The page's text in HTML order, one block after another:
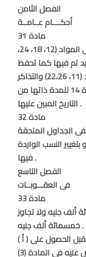
الفصل الثامن
أحكــــام عــامــة
مادة 31
يجب حفظ الدفاتر المنصوص عليها فى المواد (12، 18، 24،
تم فيها كما تحفظ
الإيصالات المنصوص عليها فى المواد (11، 22،26) والتذاكر
الطبية المنصوص عليها فى المادة 14 للمدة ذاتها من
التاريخ المبين عليها .
مادة 32
الجداول الملحقة
النسب الواردة
فيها .
الفصل التاسع
فى العقـــوبــات
مادة 33
ألف جنيه ولا تجاوز
خمسمائة ألف جنيه .
( أ ) كل من صدر أو جلب جوهراً مخدراً قبل الحصول على